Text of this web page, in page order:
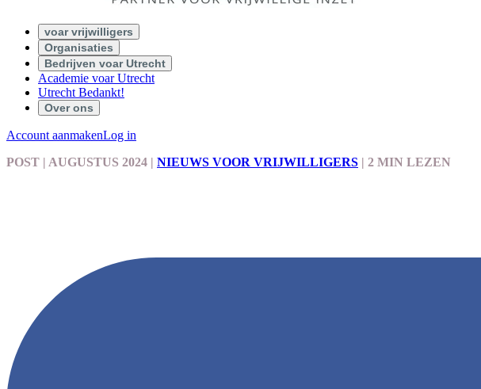
voar vrijwilligers
Organisaties
Bedrijven voar Utrecht
Academie voar Utrecht
Utrecht Bedankt!
Over ons
Account aanmakenLog in
POST | AUGUSTUS 2024 | NIEUWS VOOR VRIJWILLIGERS | 2 MIN LEZEN